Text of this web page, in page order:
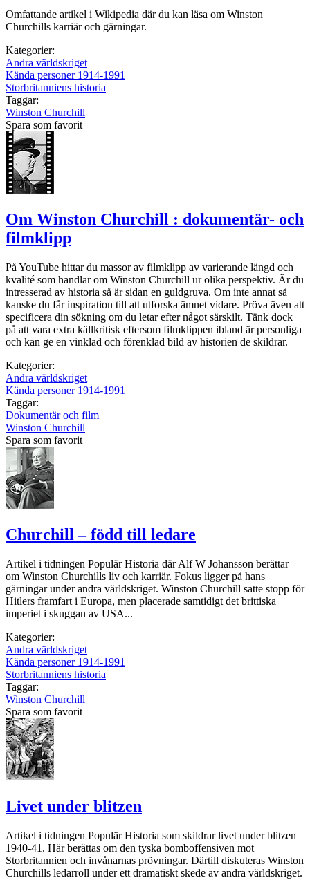
Omfattande artikel i Wikipedia där du kan läsa om Winston
Churchills karriär och gärningar.
Kategorier:
Andra världskriget
Kända personer 1914-1991
Storbritanniens historia
Taggar:
Winston Churchill
Spara som favorit
Om Winston Churchill : dokumentär- och
filmklipp
På YouTube hittar du massor av filmklipp av varierande längd och
kvalité som handlar om Winston Churchill ur olika perspektiv. Är du
intresserad av historia så är sidan en guldgruva. Om inte annat så
kanske du får inspiration till att utforska ämnet vidare. Pröva även att
specificera din sökning om du letar efter något särskilt. Tänk dock
på att vara extra källkritisk eftersom filmklippen ibland är personliga
och kan ge en vinklad och förenklad bild av historien de skildrar.
Kategorier:
Andra världskriget
Kända personer 1914-1991
Taggar:
Dokumentär och film
Winston Churchill
Spara som favorit
Churchill – född till ledare
Artikel i tidningen Populär Historia där Alf W Johansson berättar
om Winston Churchills liv och karriär. Fokus ligger på hans
gärningar under andra världskriget. Winston Churchill satte stopp för
Hitlers framfart i Europa, men placerade samtidigt det brittiska
imperiet i skuggan av USA...
Kategorier:
Andra världskriget
Kända personer 1914-1991
Storbritanniens historia
Taggar:
Winston Churchill
Spara som favorit
Livet under blitzen
Artikel i tidningen Populär Historia som skildrar livet under blitzen
1940-41. Här berättas om den tyska bomboffensiven mot
Storbritannien och invånarnas prövningar. Därtill diskuteras Winston
Churchills ledarroll under ett dramatiskt skede av andra världskriget.